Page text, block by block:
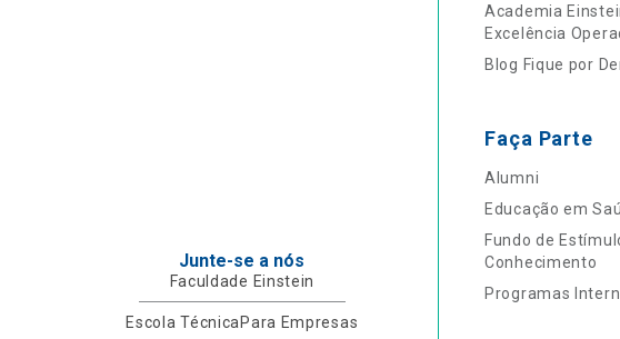
Junte-se a nós
Faculdade Einstein
Escola Técnica Para Empresas
Academia
Excelência
Blog Fique por
Faça Parte
Alumni
Educação em
Fundo de
Conhecimento
Programas